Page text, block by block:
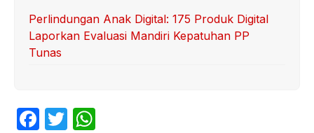
Perlindungan Anak Digital: 175 Produk Digital
Laporkan Evaluasi Mandiri Kepatuhan PP
Tunas
F
T